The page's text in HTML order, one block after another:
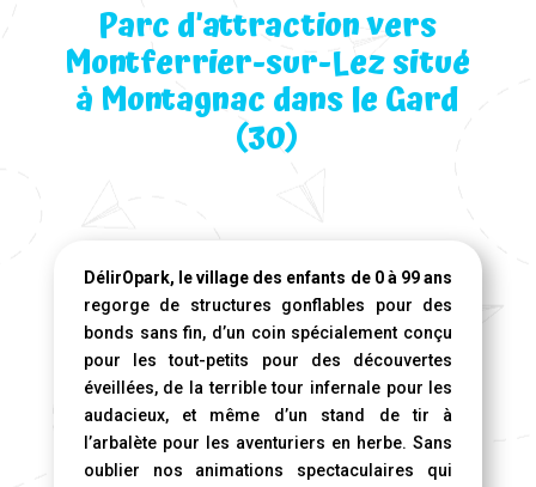
Parc d’attraction vers
Montferrier-sur-Lez situé
à Montagnac dans le Gard
(30)
DélirOpark, le village des enfants de 0 à 99 ans
regorge de structures gonflables pour des
bonds sans fin, d’un coin spécialement conçu
pour les tout-petits pour des découvertes
éveillées, de la terrible tour infernale pour les
audacieux, et même d’un stand de tir à
l’arbalète pour les aventuriers en herbe. Sans
oublier nos animations spectaculaires qui